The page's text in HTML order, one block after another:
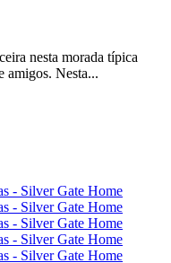
nesta morada típica
amigos. Nesta...